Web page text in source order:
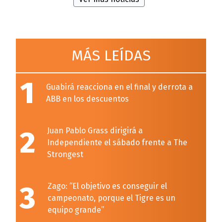
MÁS LEÍDAS
1
Guabirá reacciona en el final y derrota a
ABB en los descuentos
2
Juan Pablo Grass dirigirá a
Independiente el sábado frente a The
Strongest
3
Zago: “El objetivo es conseguir el
campeonato, porque el Tigre es un
equipo grande”